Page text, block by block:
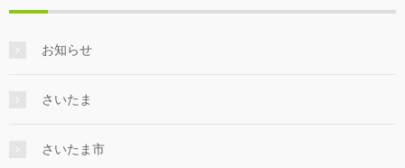
お知らせ
さいたま
さいたま市